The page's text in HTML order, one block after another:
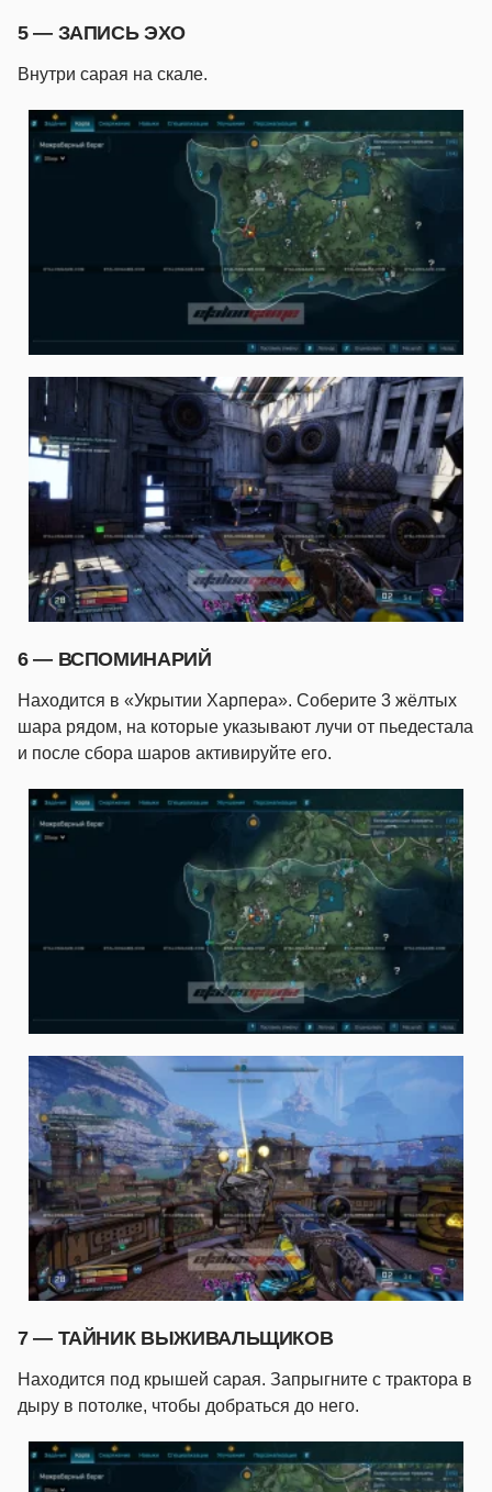
5 — ЗАПИСЬ ЭХО
Внутри сарая на скале.
6 — ВСПОМИНАРИЙ
Находится в «Укрытии Харпера». Соберите 3 жёлтых
шара рядом, на которые указывают лучи от пьедестала
и после сбора шаров активируйте его.
7 — ТАЙНИК ВЫЖИВАЛЬЩИКОВ
Находится под крышей сарая. Запрыгните с трактора в
дыру в потолке, чтобы добраться до него.